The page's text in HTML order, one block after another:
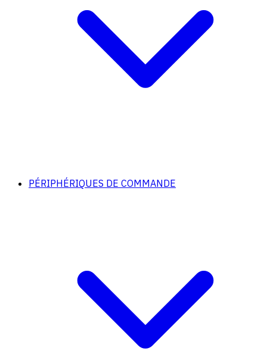
PÉRIPHÉRIQUES DE COMMANDE